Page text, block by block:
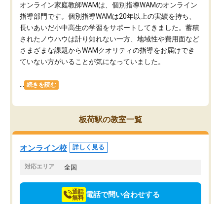
オンライン家庭教師WAMは、個別指導WAMのオンライン
指導部門です。個別指導WAMは20年以上の実績を持ち、
長いあいだ小中高生の学習をサポートしてきました。蓄積
されたノウハウは計り知れない一方、地域性や費用面など
さまざまな課題からWAMクオリティの指導をお届けでき
ていない方がいることが気になっていました。
続きを読む
板荷駅の教室一覧
オンライン校 詳しく見る
対応エリア 全国
通話
無料 電話で問い合わせする